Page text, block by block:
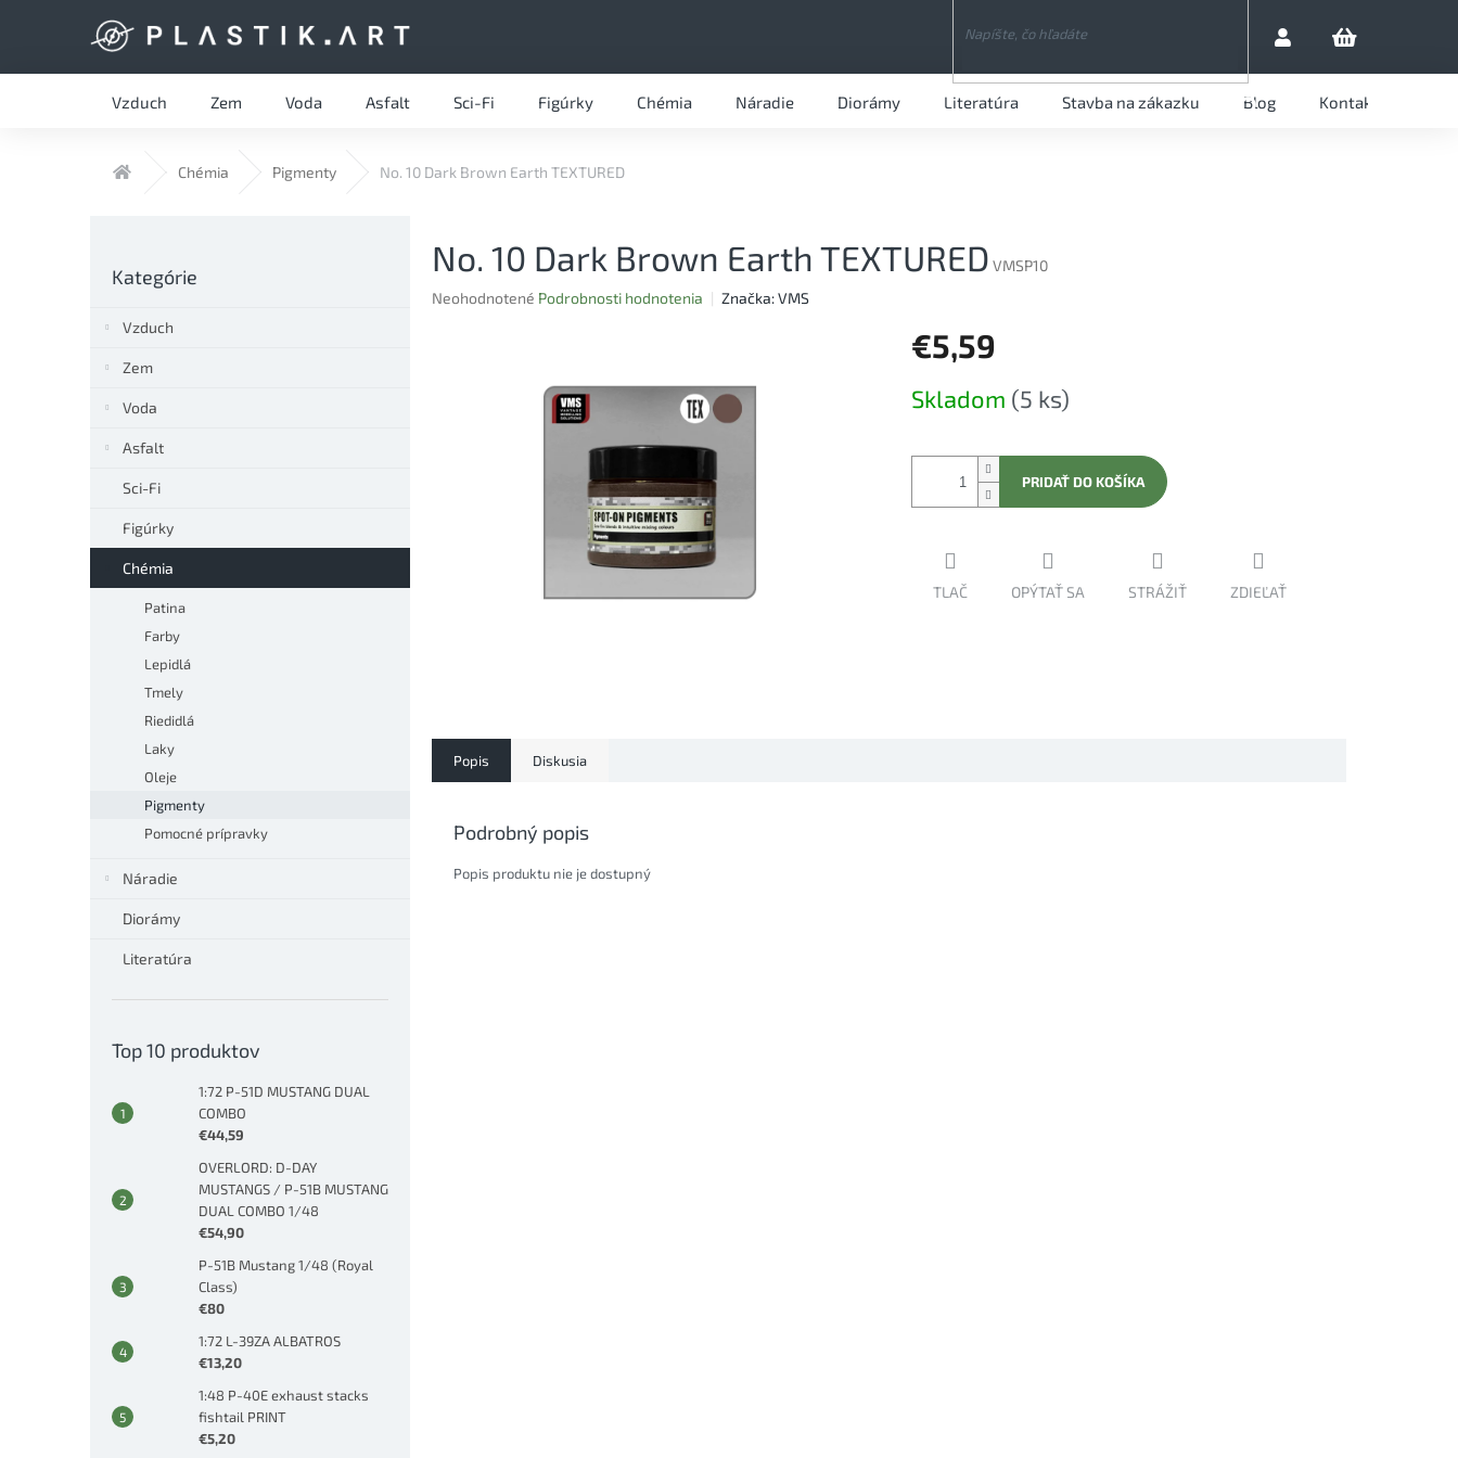
HĽADAŤ
Vzduch Zem Voda Asfalt Sci-Fi Figúrky Chémia Náradie Diorámy Literatúra Stavba na zákazku Blog Kontaktujte nás
DomovChémia Pigmenty No. 10 Dark Brown Earth TEXTURED
kategórie
Kategórie
Vzduch
Zem
Voda
Asfalt
Sci-Fi
Figúrky
Chémia
Patina
Farby
Lepidlá
Tmely
Riedidlá
Laky
Oleje
Pigmenty
Pomocné prípravky
Náradie
Diorámy
Literatúra
Top 10 produktov
1:72 P-51D MUSTANG DUAL
COMBO
€44,59
OVERLORD: D-DAY
MUSTANGS / P-51B MUSTANG
DUAL COMBO 1/48
€54,90
P-51B Mustang 1/48 (Royal
Class)
€80
1:72 L-39ZA ALBATROS
€13,20
1:48 P-40E exhaust stacks
fishtail PRINT
€5,20
No. 10 Dark Brown Earth TEXTURED VMSP10
Priemerné
Neohodnotené Podrobnosti hodnotenia Značka:VMS
€5,59
cena:
Skladom (5 ks)
PRIDAŤ DO KOŠÍKA
TLAČ OPÝTAŤ SA STRÁŽIŤ ZDIEĽAŤ
Popis Diskusia
Podrobný popis
Popis produktu nie je dostupný